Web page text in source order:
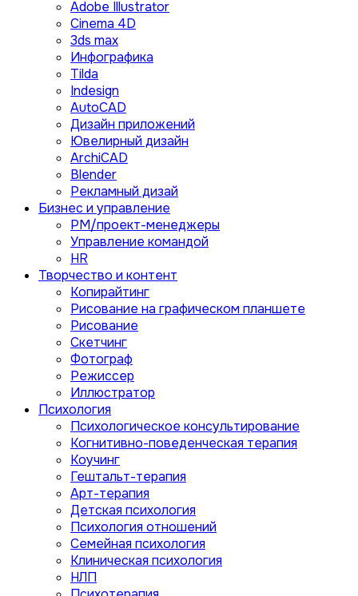
Adobe Illustrator
Сinema 4D
3ds max
Инфографика
Tilda
Indesign
AutoCAD
Дизайн приложений
Ювелирный дизайн
ArchiCAD
Blender
Рекламный дизай
Бизнес и управление
PM/проект-менеджеры
Управление командой
HR
Творчество и контент
Копирайтинг
Рисование на графическом планшете
Рисование
Скетчинг
Фотограф
Режиссер
Иллюстратор
Психология
Психологическое консультирование
Когнитивно-поведенческая терапия
Коучинг
Гештальт-терапия
Арт-терапия
Детская психология
Психология отношений
Семейная психология
Клиническая психология
НЛП